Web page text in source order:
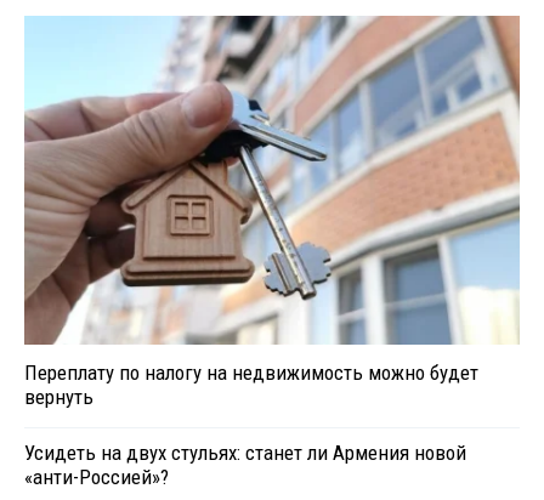
Переплату по налогу на недвижимость можно будет
вернуть
Усидеть на двух стульях: станет ли Армения новой
«анти-Россией»?